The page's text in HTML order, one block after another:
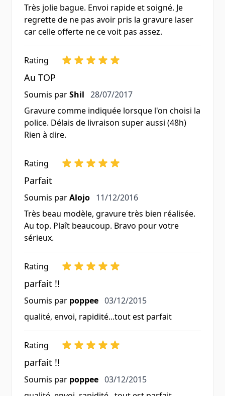
Très jolie bague. Envoi rapide et soigné. Je
regrette de ne pas avoir pris la gravure laser
car celle offerte ne ce voit pas assez.
Rating
Au TOP
Soumis parShil 28 juillet 2017
28/07/2017
Gravure comme indiquée lorsque l'on choisi la
police. Délais de livraison super aussi (48h)
Rien à dire.
Rating
Parfait
Soumis parAlojo 11 décembre 2016
11/12/2016
Très beau modèle, gravure très bien réalisée.
Au top. Plaît beaucoup. Bravo pour votre
sérieux.
Rating
parfait !!
Soumis par poppee 3 décembre 2015
03/12/2015
qualité, envoi, rapidité...tout est parfait
Rating
parfait !!
Soumis par poppee 3 décembre 2015
03/12/2015